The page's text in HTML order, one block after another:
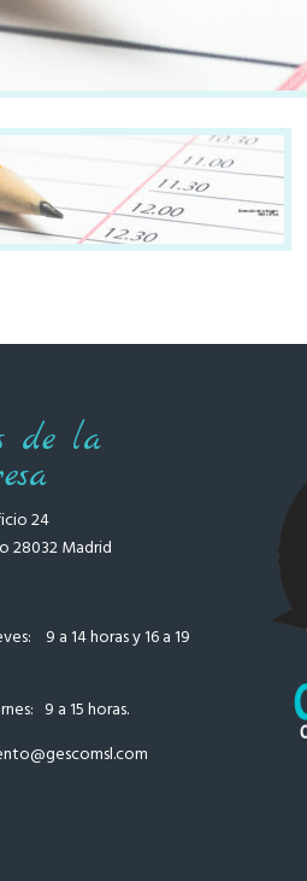
de la
24
28032 Madrid
9 a 14 horas y 16 a 19
9 a 15 horas.
@gescomsl.com